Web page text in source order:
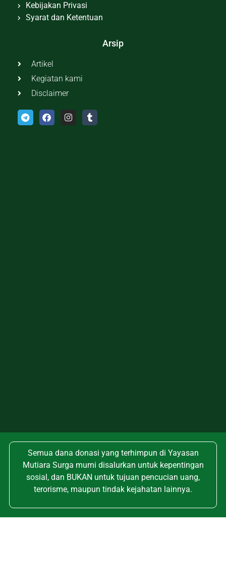
Kebijakan Privasi
Syarat dan Ketentuan
Arsip
Artikel
Kegiatan kami
Disclaimer
Semua dana donasi yang terhimpun di Yayasan
Mutiara Surga murni disalurkan untuk kepentingan
sosial, dan BUKAN untuk tujuan pencucian uang,
terorisme, maupun tindak kejahatan lainnya.